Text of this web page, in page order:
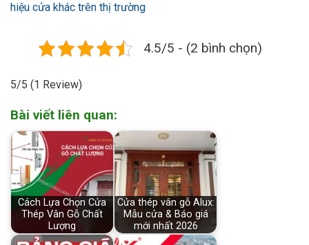
hiệu cửa khác trên thị trường
4.5/5 - (2 bình chọn)
5/5 (1 Review)
Bài viết liên quan:
Cách Lựa Chọn Cửa
Thép Vân Gỗ Chất
Lượng
Cửa thép vân gỗ Alux:
Mẫu cửa & Báo giá
mới nhất 2026